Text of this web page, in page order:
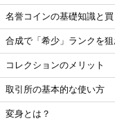
名誉コインの基礎知識と
合成で「希少」ランクを狙
コレクションのメリット
取引所の基本的な使い方
変身とは？